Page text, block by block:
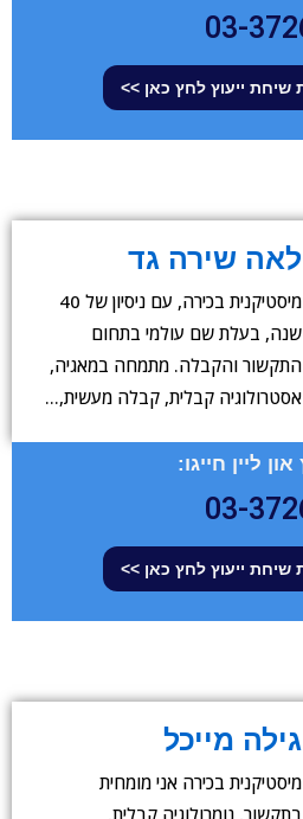
03-
שיחת ייעוץ לחץ כאן >>
לאה שירה גד
מיסטיקנית בכירה, עם ניסיון של 40
שנה, בעלת שם עולמי בתחום
התקשור והקבלה. מתמחה במאגיה,
אסטרולוגיה קבלית, קבלה מעשית,…
און ליין חייגו:
03-
שיחת ייעוץ לחץ כאן >>
גילה מייכל
מיסטיקנית בכירה אני מומחית